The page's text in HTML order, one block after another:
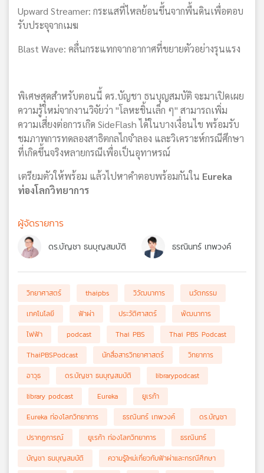
Upward Streamer: กระแสที่ไหลย้อนขึ้นจากพื้นดินเพื่อตอบ
รับประจุจากเมฆ
Blast Wave: คลื่นกระแทกจากอากาศที่ขยายตัวอย่างรุนแรง
พิเศษสุดสำหรับตอนนี้ ดร.บัญชา ธนบุญสมบัติ จะมาเปิดเผย
ความรู้ใหม่จากงานวิจัยว่า "โลหะชิ้นเล็ก ๆ" สามารถเพิ่ม
ความเสี่ยงต่อการเกิด SideFlash ได้ในบางเงื่อนไข พร้อมรับ
ชมภาพการทดลองสาธิตกลไกจำลอง และวิเคราะห์กรณีศึกษา
ที่เกิดขึ้นจริงหลายกรณีเพื่อเป็นอุทาหรณ์
เตรียมตัวให้พร้อม แล้วไปหาคำตอบพร้อมกันใน Eureka
ท่องโลกวิทยาการ
ผู้จัดรายการ
ดร.บัญชา ธนบุญสมบัติ ธรณินทร์ เทพวงค์
วิทยาศาสตร์ thaipbs วิวัฒนาการ
นวัตกรรม
เทคโนโลยี
ฟ้าผ่า ประวัติศาสตร์
พัฒนาการ
ไฟฟ้า
podcast Thai PBS
Thai PBS Podcast
ThaiPBSPodcast
นักสื่อสารวิทยาศาสตร์
วิทยาการ
อาวุธ
ดร.บัญชา ธนบุญสมบัติ
librarypodcast
library podcast
Eureka
ยูเรก้า
Eureka ท่องโลกวิทยาการ
ธรณินทร์ เทพวงค์
ดร.บัญชา
ปรากฏการณ์
ยูเรก้า ท่องโลกวิทยาการ
ธรณินทร์
บัญชา ธนบุญสมบัติ
ความรู้ใหม่เกี่ยวกับฟ้าผ่าและกรณีศึกษา